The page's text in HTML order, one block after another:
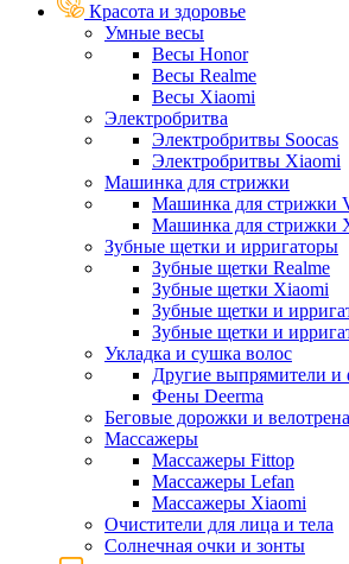
Красота и здоровье
Умные весы
Весы Honor
Весы Realme
Весы Xiaomi
Электробритва
Электробритвы Soocas
Электробритвы Xiaomi
Машинка для стрижки
Машинка для стрижки
Машинка для стрижки
Зубные щетки и ирригаторы
Зубные щетки Realme
Зубные щетки Xiaomi
Зубные щетки и
Зубные щетки и
Укладка и сушка волос
Другие выпрямители
Фены Deerma
Беговые дорожки и
Массажеры
Массажеры Fittop
Массажеры Lefan
Массажеры Xiaomi
Очистители для лица и тела
Солнечная очки и зонты